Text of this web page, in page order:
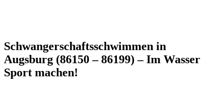
Schwangerschaftsschwimmen in
Augsburg (86150 – 86199) – Im Wasser
Sport machen!